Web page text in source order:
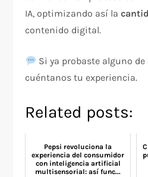
IA, optimizando así la
contenido digital.
Si ya probaste alguno de
cuéntanos tu experiencia.
Related posts:
Pepsi revoluciona la
experiencia del consumidor
con inteligencia artificial
multisensorial: así func...